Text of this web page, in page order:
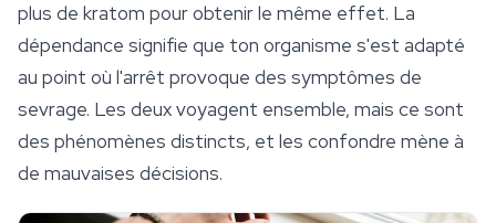
plus de kratom pour obtenir le même effet. La
dépendance signifie que ton organisme s'est adapté
au point où l'arrêt provoque des symptômes de
sevrage. Les deux voyagent ensemble, mais ce sont
des phénomènes distincts, et les confondre mène à
de mauvaises décisions.